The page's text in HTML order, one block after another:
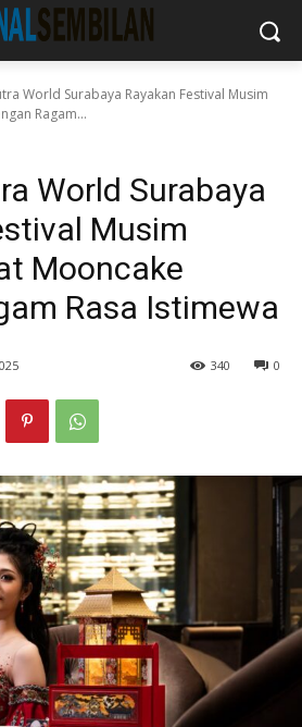
World Surabaya Rayakan Festival Musim
Ragam...
World Surabaya
Musim
Mooncake
Rasa Istimewa
0
340